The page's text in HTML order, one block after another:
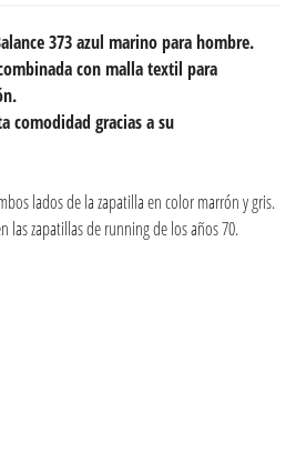
373 azul marino para hombre.
con malla textil para
comodidad gracias a su
lados de la zapatilla en color marrón y gris.
las zapatillas de running de los años 70.